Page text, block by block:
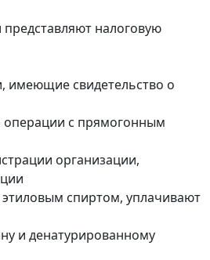
налоговую
имеющие свидетельство о
с прямогонным
организации,
спиртом, уплачивают
и денатурированному